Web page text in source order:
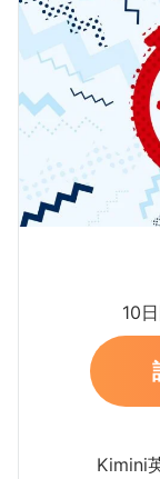
10
Kimini